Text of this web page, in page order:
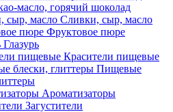
масло, горячий шоколад
Сливки, сыр, масло
Фруктовое пюре
Глазурь
Красители пищевые
Пищевые
Ароматизаторы
Загустители